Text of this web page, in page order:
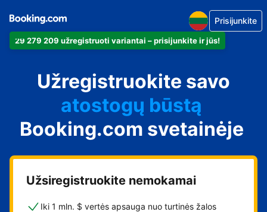
29 279 209 užregistruoti variantai – prisijunkite ir jūs!
Prisijunkite
Užregistruokite savo
apartamentus
viešbutį
atostogų būstą
svečių namus
nakvynės su pusryčiais
namus
Booking.com svetainėje
Užsiregistruokite nemokamai
Iki 1 mln. $ vertės apsauga nuo turtinės žalos